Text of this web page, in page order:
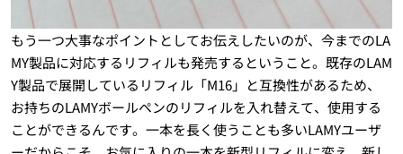
もう一つ大事なポイントとしてお伝えしたいのが、今までのLA
MY製品に対応するリフィルも発売するということ。既存のLAM
Y製品で展開しているリフィル「M16」と互換性があるため、
お持ちのLAMYボールペンのリフィルを入れ替えて、使用する
ことができるんです。一本を長く使うことも多いLAMYユーザ